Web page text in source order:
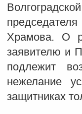
Храмова. О
заявителю и
подлежит
нежелание
защитниках